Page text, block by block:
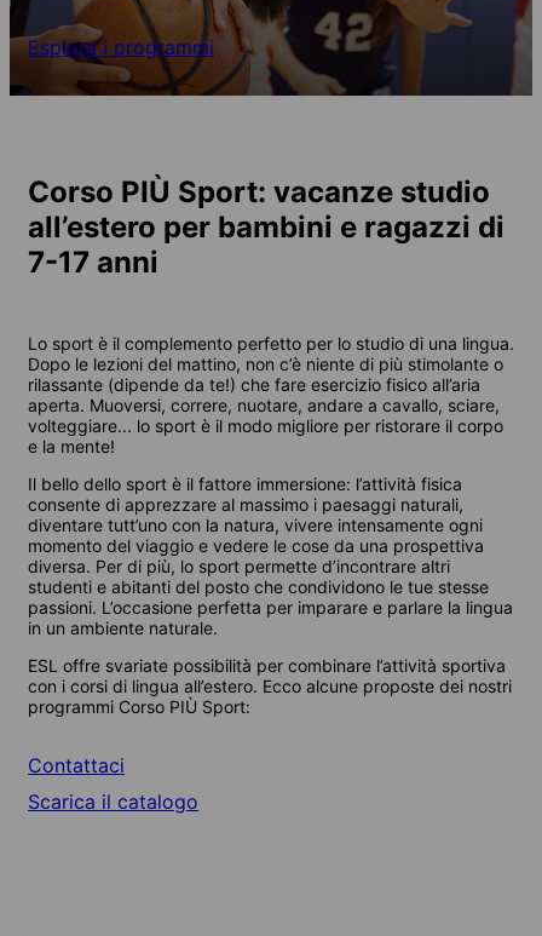
Esplora i programmi
Corso PIÙ Sport: vacanze studio
all’estero per bambini e ragazzi di
7-17 anni
Lo sport è il complemento perfetto per lo studio di una lingua.
Dopo le lezioni del mattino, non c’è niente di più stimolante o
rilassante (dipende da te!) che fare esercizio fisico all’aria
aperta. Muoversi, correre, nuotare, andare a cavallo, sciare,
volteggiare... lo sport è il modo migliore per ristorare il corpo
e la mente!
Il bello dello sport è il fattore immersione: l’attività fisica
consente di apprezzare al massimo i paesaggi naturali,
diventare tutt’uno con la natura, vivere intensamente ogni
momento del viaggio e vedere le cose da una prospettiva
diversa. Per di più, lo sport permette d’incontrare altri
studenti e abitanti del posto che condividono le tue stesse
passioni. L’occasione perfetta per imparare e parlare la lingua
in un ambiente naturale.
ESL offre svariate possibilità per combinare l’attività sportiva
con i corsi di lingua all’estero. Ecco alcune proposte dei nostri
programmi Corso PIÙ Sport:
Contattaci
Scarica il catalogo